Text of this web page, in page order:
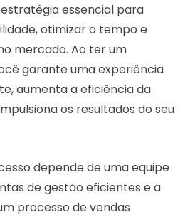
essencial para
otimizar o tempo e
mercado. Ao ter um
garante uma experiência
aumenta a eficiência da
os resultados do seu
depende de uma equipe
de gestão eficientes e a
processo de vendas